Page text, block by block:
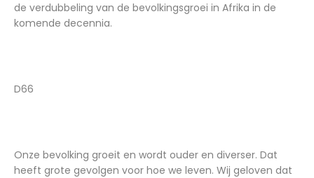
de verdubbeling van de bevolkingsgroei in Afrika in de
komende decennia.
D66
Onze bevolking groeit en wordt ouder en diverser. Dat
heeft grote gevolgen voor hoe we leven. Wij geloven dat